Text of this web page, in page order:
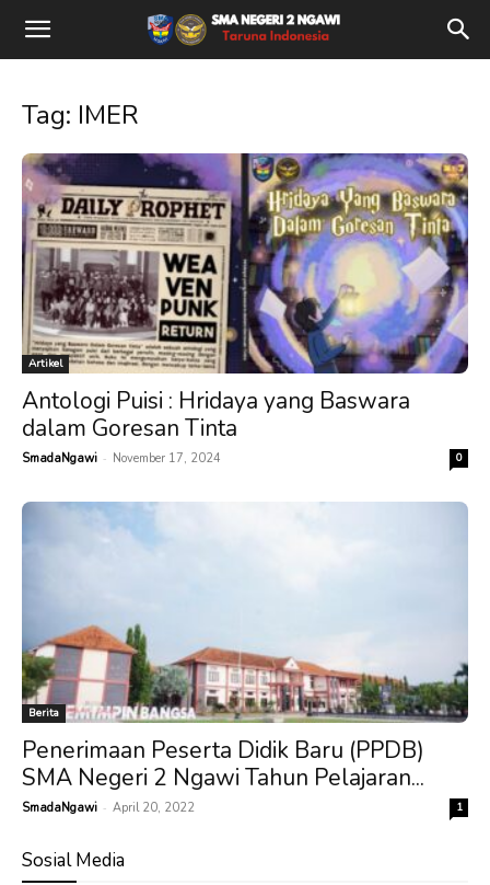
Tag: IMER
Artikel
Antologi Puisi : Hridaya yang Baswara
dalam Goresan Tinta
SmadaNgawi - November 17, 2024 0
Berita
Penerimaan Peserta Didik Baru (PPDB)
SMA Negeri 2 Ngawi Tahun Pelajaran...
SmadaNgawi - April 20, 2022 1
Sosial Media